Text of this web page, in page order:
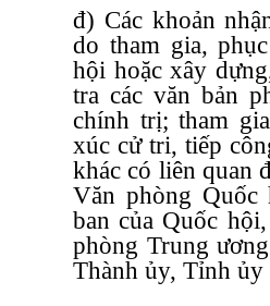
đ) Các khoản
do tham gia,
hội hoặc xây
tra các văn bản
chính trị; tham
xúc cử tri, tiếp
khác có liên quan
Văn phòng
ban của Quốc
phòng Trung
Thành ủy, Tỉnh ủy